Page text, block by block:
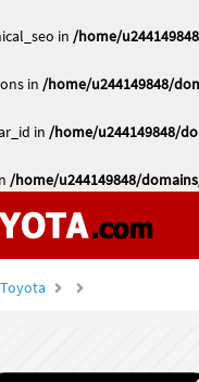
in /home/
in /home/u244149848/
in /home/u244149848/
/home/u244149848/